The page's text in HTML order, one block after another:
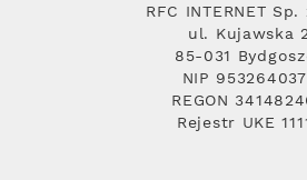
RFC INTERNET
ul. Kujawska
85-031
NIP
REGON
Rejestr UKE